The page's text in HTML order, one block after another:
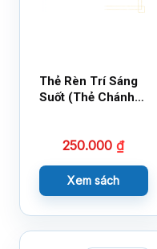
Thẻ Rèn Trí Sáng
Suốt (Thẻ Chánh
250.000₫
Xem sách